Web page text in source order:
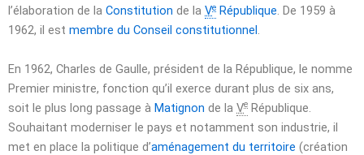
l’élaboration de la Constitution de la Ve République. De 1959 à
1962, il est membre du Conseil constitutionnel .
En 1962, Charles de Gaulle, président de la République, le nomme
Premier ministre, fonction qu’il exerce durant plus de six ans,
soit le plus long passage à Matignon de la Ve République.
Souhaitant moderniser le pays et notamment son industrie, il
met en place la politique d’aménagement du territoire (création